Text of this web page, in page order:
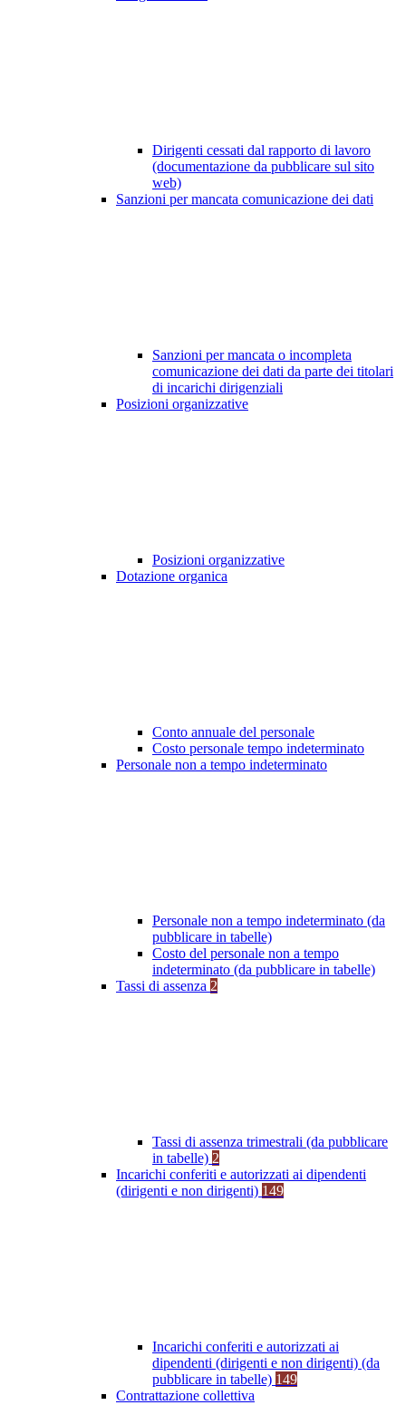
Dirigenti cessati dal rapporto di lavoro
(documentazione da pubblicare sul sito
web)
Sanzioni per mancata comunicazione dei dati
Sanzioni per mancata o incompleta
comunicazione dei dati da parte dei titolari
di incarichi dirigenziali
Posizioni organizzative
Posizioni organizzative
Dotazione organica
Conto annuale del personale
Costo personale tempo indeterminato
Personale non a tempo indeterminato
Personale non a tempo indeterminato (da
pubblicare in tabelle)
Costo del personale non a tempo
indeterminato (da pubblicare in tabelle)
Tassi di assenza 2
Tassi di assenza trimestrali (da pubblicare
in tabelle) 2
Incarichi conferiti e autorizzati ai dipendenti
(dirigenti e non dirigenti) 149
Incarichi conferiti e autorizzati ai
dipendenti (dirigenti e non dirigenti) (da
pubblicare in tabelle) 149
Contrattazione collettiva